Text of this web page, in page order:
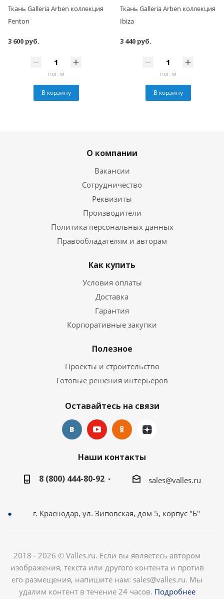
Ткань Galleria Arben коллекция
Fenton
3 600 руб.
пог. м
В корзину
Ткань Galleria Arben коллекция
Ibiza
3 440 руб.
пог. м
В корзину
О компании
Вакансии
Сотрудничество
Реквизиты
Производители
Политика персональных данных
Правообладателям и авторам
Как купить
Условия оплаты
Доставка
Гарантия
Корпоративные закупки
Полезное
Проекты и строительство
Готовые решения интерьеров
Оставайтесь на связи
Наши контакты
8 (800) 444-80-92
sales@valles.ru
г. Краснодар, ул. Зиповская, дом 5, корпус "Б"
2018 - 2026 © Valles.ru. Если вы являетесь автором
изображения, текста или другого контента и против
его размещения, напишите нам: sales@valles.ru. Мы
удалим контент в течение 24 часов. Подробнее